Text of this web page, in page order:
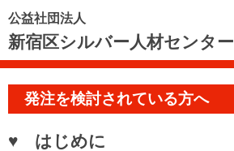
公益社団法人
新宿区シルバー人材センター
発注を検討されている方へ
♥ はじめに